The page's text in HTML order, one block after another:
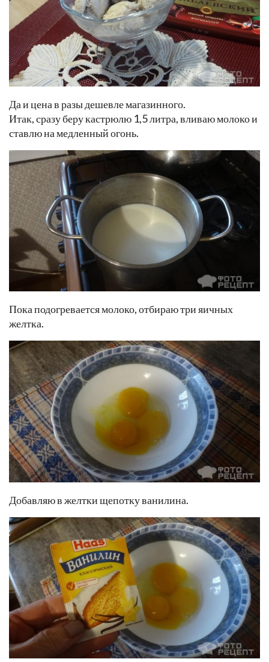
Да и цена в разы дешевле магазинного.
Итак, сразу беру кастрюлю 1,5 литра, вливаю молоко и
ставлю на медленный огонь.
Пока подогревается молоко, отбираю три яичных
желтка.
Добавляю в желтки щепотку ванилина.